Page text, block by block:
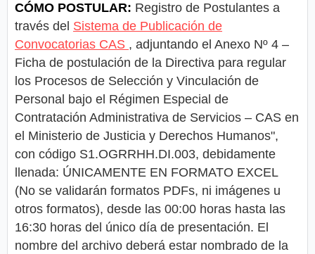
CÓMO POSTULAR: Registro de Postulantes a
través del Sistema de Publicación de
Convocatorias CAS , adjuntando el Anexo Nº 4 –
Ficha de postulación de la Directiva para regular
los Procesos de Selección y Vinculación de
Personal bajo el Régimen Especial de
Contratación Administrativa de Servicios – CAS en
el Ministerio de Justicia y Derechos Humanos",
con código S1.OGRRHH.DI.003, debidamente
llenada: ÚNICAMENTE EN FORMATO EXCEL
(No se validarán formatos PDFs, ni imágenes u
otros formatos), desde las 00:00 horas hasta las
16:30 horas del único día de presentación. El
nombre del archivo deberá estar nombrado de la